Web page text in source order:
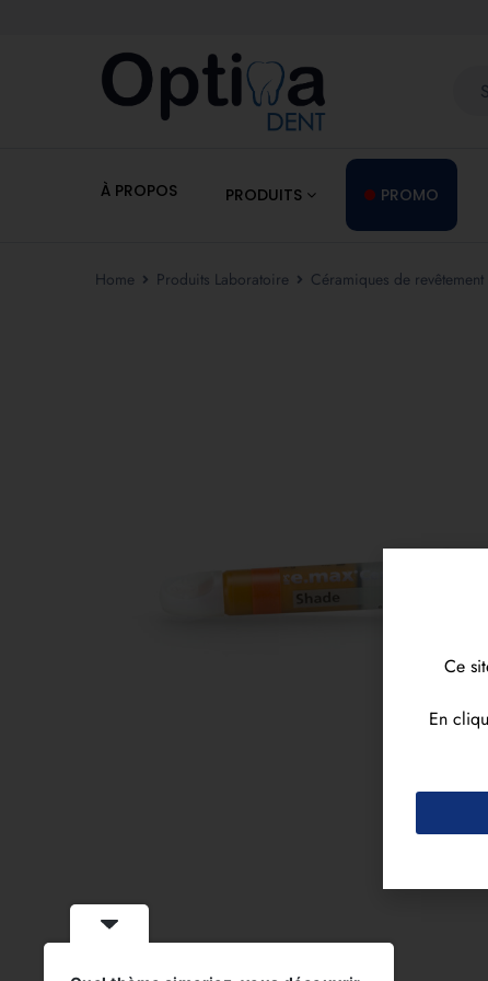
À PROPOS PRODUITS PROMO
Home Produits Laboratoire Céramiques de revêtement
Ce
En